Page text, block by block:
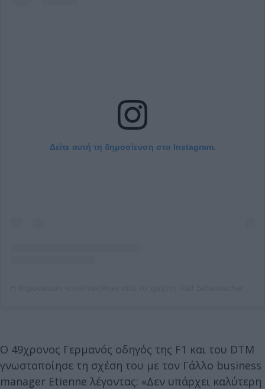
Δείτε αυτή τη δημοσίευση στο Instagram.
Ο 49χρονος Γερμανός οδηγός της F1 και του DTM
γνωστοποίησε τη σχέση του με τον Γάλλο business
manager Etienne λέγοντας: «Δεν υπάρχει καλύτερη